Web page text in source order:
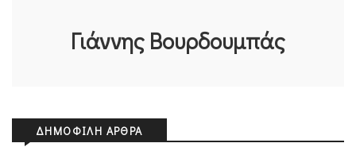
Γιάννης Βουρδουμπάς
ΔΗΜΟΦΙΛΉ ΆΡΘΡΑ